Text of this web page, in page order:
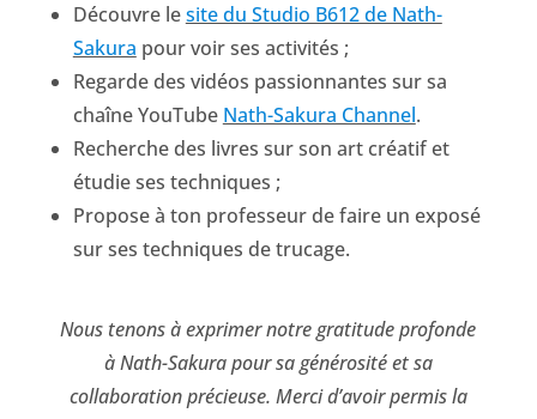
Découvre lesite du Studio B612 de Nath-
Sakura pour voir ses activités ;
Regarde des vidéos passionnantes sur sa
chaîne YouTube Nath-Sakura Channel.
Recherche des livres sur son art créatif et
étudie ses techniques ;
Propose à ton professeur de faire un exposé
sur ses techniques de trucage.
Nous tenons à exprimer notre gratitude profonde
à Nath-Sakura pour sa générosité et sa
collaboration précieuse. Merci d’avoir permis la